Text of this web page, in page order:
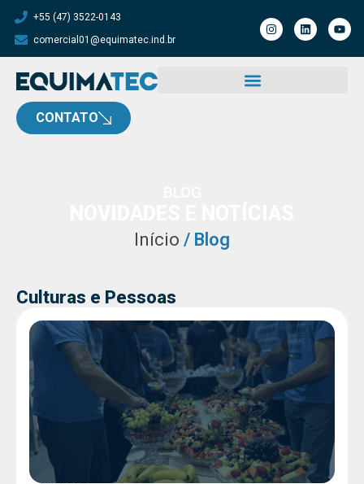
+55 (47) 3522-0143
comercial01@equimatec.ind.br
CONTATO
Início / Blog
Culturas e Pessoas